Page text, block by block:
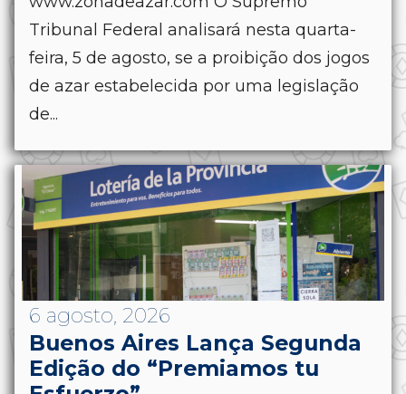
Tribunal Federal analisará nesta quarta-
feira, 5 de agosto, se a proibição dos jogos
de azar estabelecida por uma legislação
de...
6 agosto, 2026
Buenos Aires Lança Segunda
Edição do “Premiamos tu